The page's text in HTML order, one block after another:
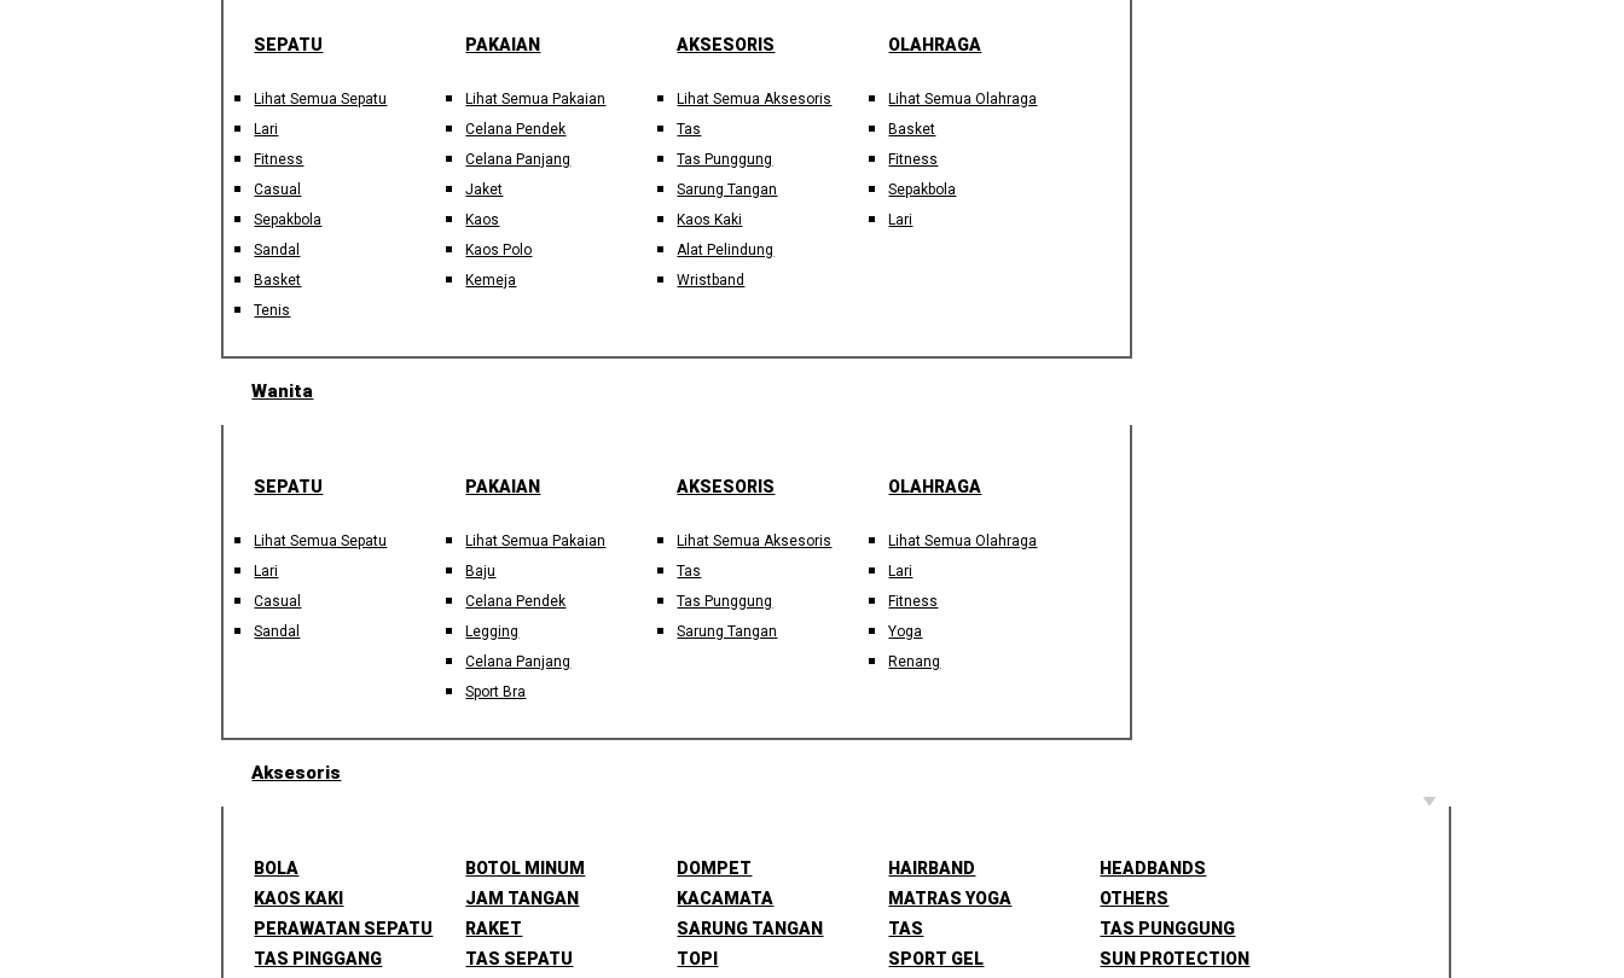
SEPATU
Lihat Semua Sepatu
Lari
Fitness
Casual
Sepakbola
Sandal
Basket
Tenis
PAKAIAN
Lihat Semua Pakaian
Celana Pendek
Celana Panjang
Jaket
Kaos
Kaos Polo
Kemeja
AKSESORIS
Lihat Semua Aksesoris
Tas
Tas Punggung
Sarung Tangan
Kaos Kaki
Alat Pelindung
Wristband
OLAHRAGA
Lihat Semua Olahraga
Basket
Fitness
Sepakbola
Lari
Wanita
SEPATU
Lihat Semua Sepatu
Lari
Casual
Sandal
PAKAIAN
Lihat Semua Pakaian
Baju
Celana Pendek
Legging
Celana Panjang
Sport Bra
AKSESORIS
Lihat Semua Aksesoris
Tas
Tas Punggung
Sarung Tangan
OLAHRAGA
Lihat Semua Olahraga
Lari
Fitness
Yoga
Renang
Aksesoris
BOLA BOTOL MINUM DOMPET HAIRBAND
HEADBANDS
KAOS KAKI
JAM TANGAN KACAMATA MATRAS YOGA
OTHERS
PERAWATAN SEPATU
RAKET SARUNG TANGAN TAS
TAS PUNGGUNG
TAS PINGGANG
TAS SEPATU TOPI SPORT GEL
SUN PROTECTION